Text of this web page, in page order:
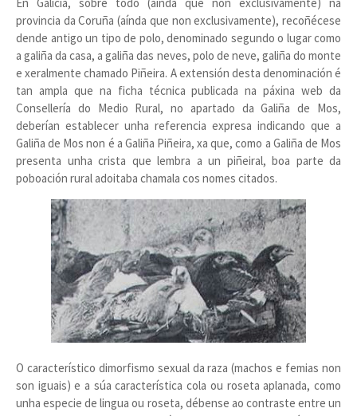
provincia da Coruña (aínda que non exclusivamente), recoñécese
dende antigo un tipo de polo, denominado segundo o lugar como
a galiña da casa, a galiña das neves, polo de neve, galiña do monte
e xeralmente chamado Piñeira. A extensión desta denominación é
tan ampla que na ficha técnica publicada na páxina web da
Consellería do Medio Rural, no apartado da Galiña de Mos,
deberían establecer unha referencia expresa indicando que a
Galiña de Mos non é a Galiña Piñeira, xa que, como a Galiña de Mos
presenta unha crista que lembra a un piñeiral, boa parte da
poboación rural adoitaba chamala cos nomes citados.
O característico dimorfismo sexual da raza (machos e femias non
son iguais) e a súa característica cola ou roseta aplanada, como
unha especie de lingua ou roseta, débense ao contraste entre un